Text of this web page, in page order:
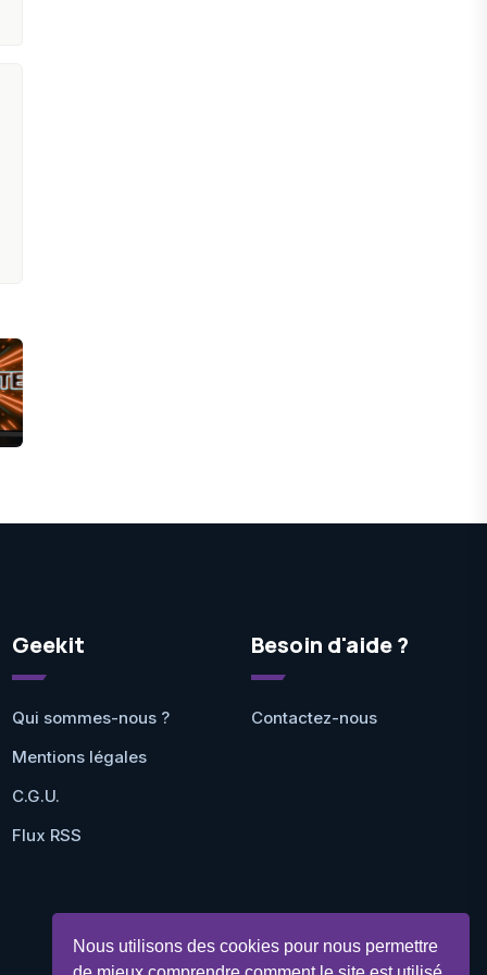
Nous utilisons des cookies pour nous permettre
Geekit
Qui sommes-nous ?
Mentions légales
C.G.U.
Flux RSS
Besoin d'aide ?
Contactez-nous